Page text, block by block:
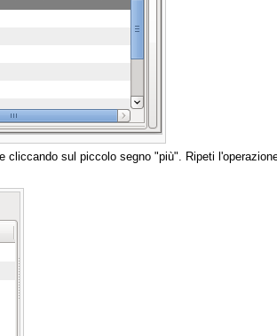
sul piccolo segno "più". Ripeti